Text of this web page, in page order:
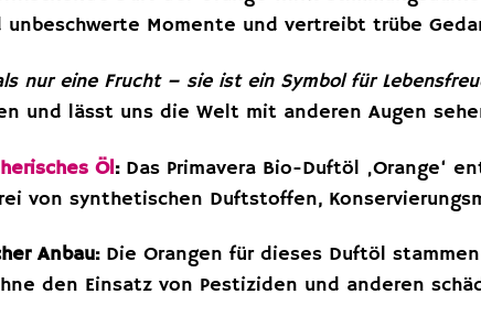
unbeschwerte Momente und vertreibt trübe
nur eine Frucht – sie ist ein Symbol für
und lässt uns die Welt mit anderen Augen
Öl:Das Primavera Bio-Duftöl ‚Orange‘
von synthetischen Duftstoffen,
Anbau:Die Orangen für dieses Duftöl
den Einsatz von Pestiziden und anderen